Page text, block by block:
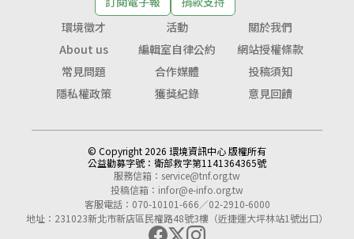
環境徵才
活動
關於我們
About us
編輯室自律公約
網站授權條款
常見問題
合作媒體
投稿須知
隱私權政策
獲獎紀錄 意見回饋
© Copyright 2026 環境資訊中心 版權所有
公益勸募字號： 衛部救字第1141364365號
服務信箱： service@tnf.org.tw
投稿信箱： infor@e-info.org.tw
客服電話：070-10101-666／02-2910-6000
地址：231023新北市新店區民權路48號3樓（近捷運大坪林站1號出口）